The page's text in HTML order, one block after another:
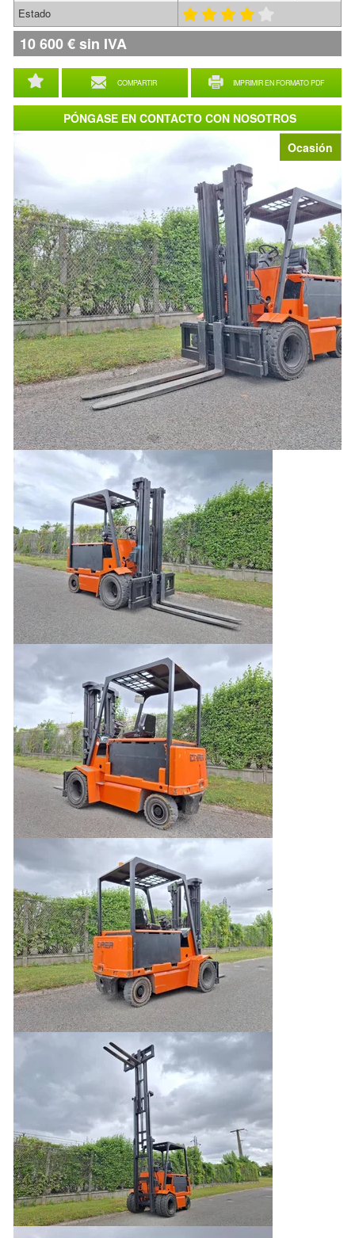
Ocasión
COMPARTIR IMPRIMIR EN FORMATO PDF
Estado
10 600€sin IVA
PÓNGASE EN CONTACTO CON NOSOTROS